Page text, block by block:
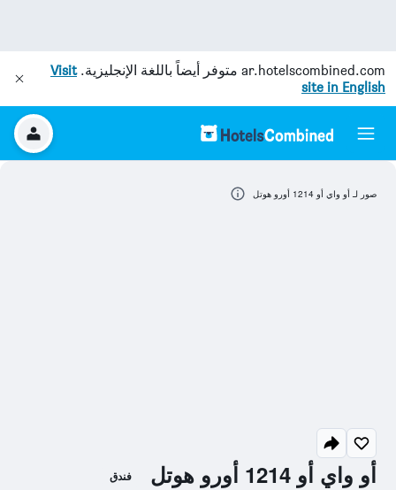
ar.hotelscombined.com متوفر أيضاً باللغة الإنجليزية.Visit
site in English
أو واي أو 1214 أورو هوتل فندق
صور لـ أو واي أو 1214 أورو هوتل